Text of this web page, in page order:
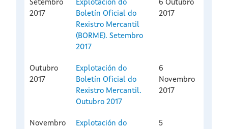
Setembro
2017
Explotación do
Boletín Oficial do
Rexistro Mercantil
(BORME). Setembro
2017
6 Outubro
2017
Outubro
2017
Explotación do
Boletín Oficial do
Rexistro Mercantil.
Outubro 2017
6
Novembro
2017
Novembro Explotación do 5